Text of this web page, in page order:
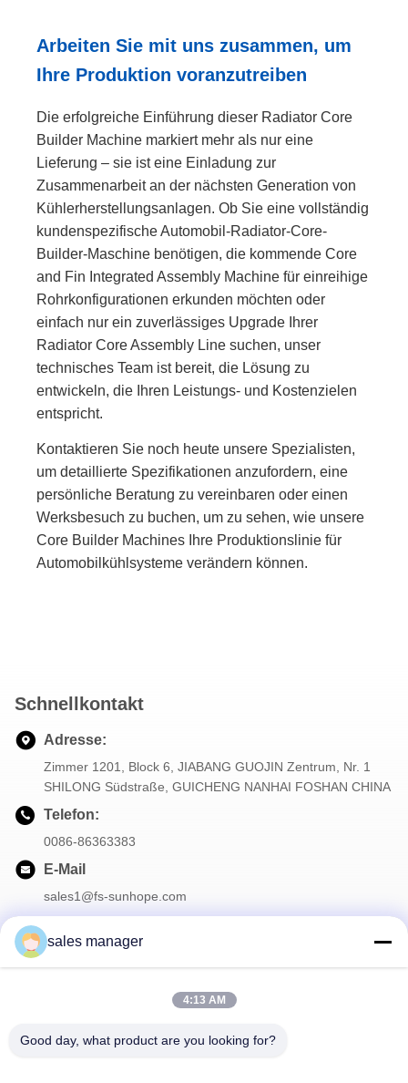
Arbeiten Sie mit uns zusammen, um
Ihre Produktion voranzutreiben
Die erfolgreiche Einführung dieser Radiator Core
Builder Machine markiert mehr als nur eine
Lieferung – sie ist eine Einladung zur
Zusammenarbeit an der nächsten Generation von
Kühlerherstellungsanlagen. Ob Sie eine vollständig
kundenspezifische Automobil-Radiator-Core-
Builder-Maschine benötigen, die kommende Core
and Fin Integrated Assembly Machine für einreihige
Rohrkonfigurationen erkunden möchten oder
einfach nur ein zuverlässiges Upgrade Ihrer
Radiator Core Assembly Line suchen, unser
technisches Team ist bereit, die Lösung zu
entwickeln, die Ihren Leistungs- und Kostenzielen
entspricht.
Kontaktieren Sie noch heute unsere Spezialisten,
um detaillierte Spezifikationen anzufordern, eine
persönliche Beratung zu vereinbaren oder einen
Werksbesuch zu buchen, um zu sehen, wie unsere
Core Builder Machines Ihre Produktionslinie für
Automobilkühlsysteme verändern können.
Schnellkontakt
Adresse:
Zimmer 1201, Block 6, JIABANG GUOJIN Zentrum, Nr. 1
SHILONG Südstraße, GUICHENG NANHAI FOSHAN CHINA
Telefon:
0086-86363383
E-Mail
sales1@fs-sunhope.com
sales manager
4:13 AM
Good day, what product are you looking for?